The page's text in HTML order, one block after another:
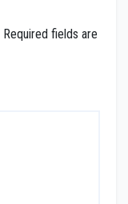
Required fields are